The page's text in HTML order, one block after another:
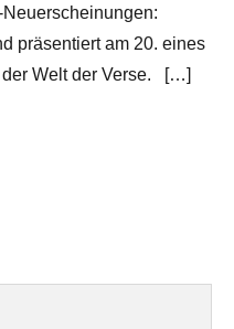
präsentiert am 20. eines
der Welt der Verse. […]